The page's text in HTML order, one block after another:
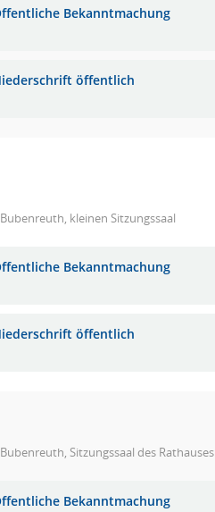
Bekanntmachung
öffentlich
Bubenreuth, kleinen Sitzungssaal
Bekanntmachung
öffentlich
Bubenreuth, Sitzungssaal des Rathauses
Bekanntmachung